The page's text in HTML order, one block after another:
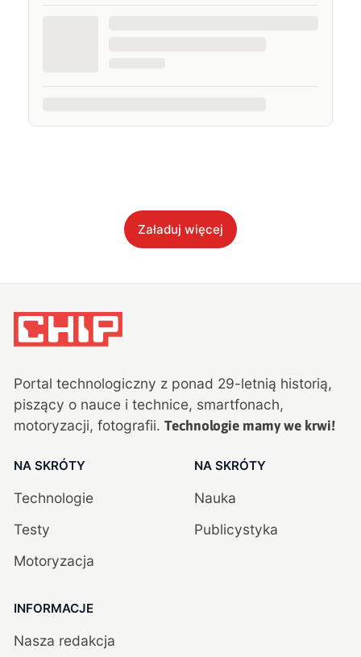
Załaduj więcej
Portal technologiczny z ponad 29-letnią historią,
piszący o nauce i technice, smartfonach,
motoryzacji, fotografii. Technologie mamy we krwi!
NA SKRÓTY
Technologie
Testy
Motoryzacja
NA SKRÓTY
Nauka
Publicystyka
INFORMACJE
Nasza redakcja